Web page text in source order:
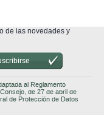
de las novedades y
al Reglamento
de 27 de abril de
de Protección de Datos